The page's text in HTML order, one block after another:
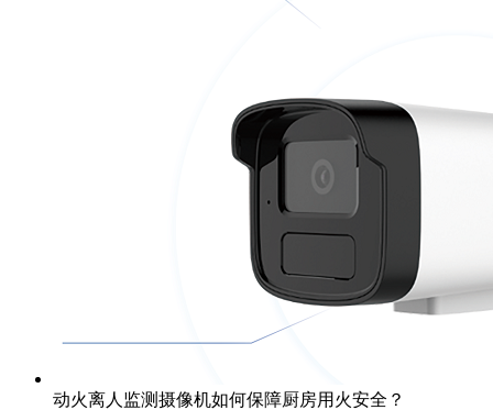
动火离人监测摄像机如何保障厨房用火安全？